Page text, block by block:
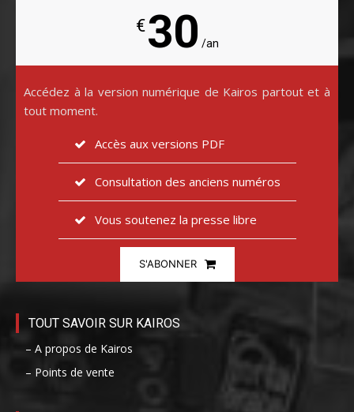
€30 /an
Accédez à la version numérique de Kairos partout et à
tout moment.
Accès aux versions PDF
Consultation des anciens numéros
Vous soutenez la presse libre
S'ABONNER
TOUT SAVOIR SUR KAIROS
– A propos de Kairos
– Points de vente